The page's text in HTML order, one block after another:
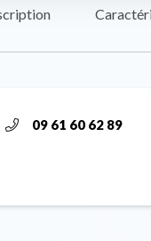
09 61 60 62 89